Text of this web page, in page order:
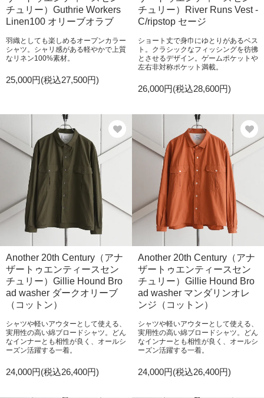
チュリー）Guthrie Workers
Linen100 オリーブオラブ
羽織としても楽しめるオープンカラー
シャツ。シャリ感がある軽やかで上質
なリネン100%素材。
25,000円(税込27,500円)
チュリー）River Runs Vest -
C/ripstop セージ
ショート丈で身巾にゆとりがあるベス
ト。クラシックなフィッシングを彷彿
とさせるデザイン。ゲームポケットや
左右非対称ポケット満載。
26,000円(税込28,600円)
Another 20th Century（アナ
ザートゥエンティースセン
チュリー）Gillie Hound Bro
ad washer ダークオリーブ
（コットン）
シャツや軽いアウターとして使える、
実用性の高い綿ブロードシャツ。どん
なインナーとも相性が良く、オールシ
ーズン活躍する一着。
24,000円(税込26,400円)
Another 20th Century（アナ
ザートゥエンティースセン
チュリー）Gillie Hound Bro
ad washer マンダリンオレ
ンジ（コットン）
シャツや軽いアウターとして使える、
実用性の高い綿ブロードシャツ。どん
なインナーとも相性が良く、オールシ
ーズン活躍する一着。
24,000円(税込26,400円)